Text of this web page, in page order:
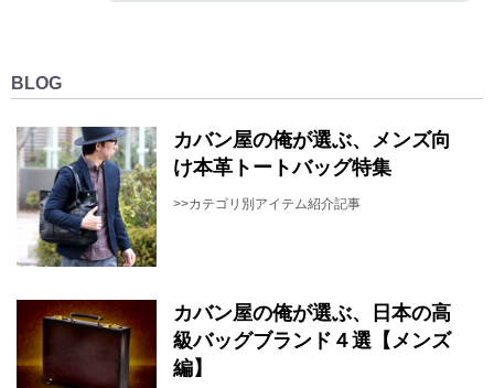
BLOG
カバン屋の俺が選ぶ、メンズ向
け本革トートバッグ特集
>>カテゴリ別アイテム紹介記事
カバン屋の俺が選ぶ、日本の高
級バッグブランド４選【メンズ
編】